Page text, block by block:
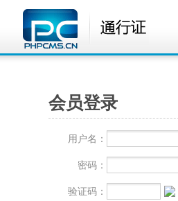
会员登录
用户名：
密码：
验证码：